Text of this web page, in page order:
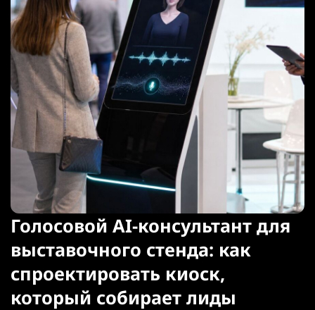
Голосовой AI-консультант для
выставочного стенда: как
спроектировать киоск,
который собирает лиды